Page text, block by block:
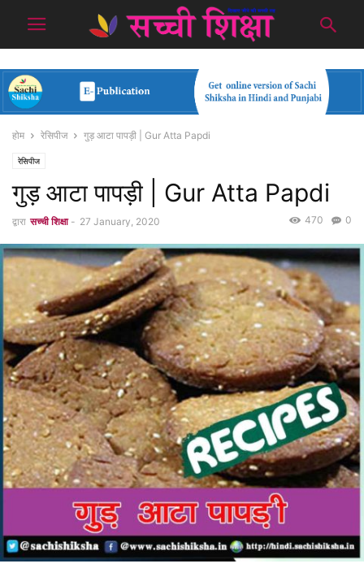
होम रेसिपीज गुड़ आटा पापड़ी | Gur Atta Papdi
रेसिपीज
गुड़ आटा पापड़ी | Gur Atta Papdi
द्वारा सच्ची शिक्षा - 27 January, 2020 0
470